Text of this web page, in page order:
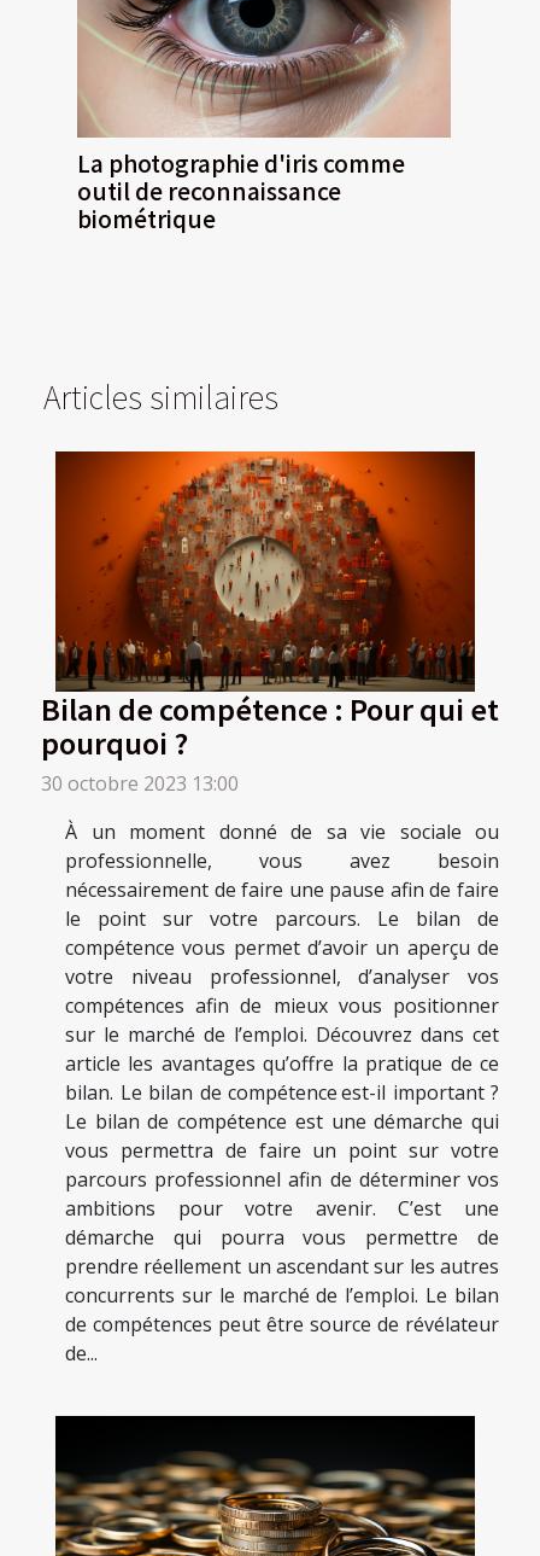
La photographie d'iris comme
outil de reconnaissance
biométrique
Articles similaires
Bilan de compétence : Pour qui et
pourquoi ?
30 octobre 2023 13:00
À un moment donné de sa vie sociale ou
professionnelle, vous avez besoin
nécessairement de faire une pause afin de faire
le point sur votre parcours. Le bilan de
compétence vous permet d’avoir un aperçu de
votre niveau professionnel, d’analyser vos
compétences afin de mieux vous positionner
sur le marché de l’emploi. Découvrez dans cet
article les avantages qu’offre la pratique de ce
bilan. Le bilan de compétence est-il important ?
Le bilan de compétence est une démarche qui
vous permettra de faire un point sur votre
parcours professionnel afin de déterminer vos
ambitions pour votre avenir. C’est une
démarche qui pourra vous permettre de
prendre réellement un ascendant sur les autres
concurrents sur le marché de l’emploi. Le bilan
de compétences peut être source de révélateur
de...